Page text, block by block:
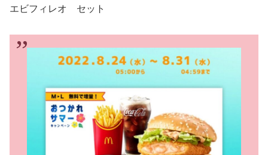
エビフィレオ セット